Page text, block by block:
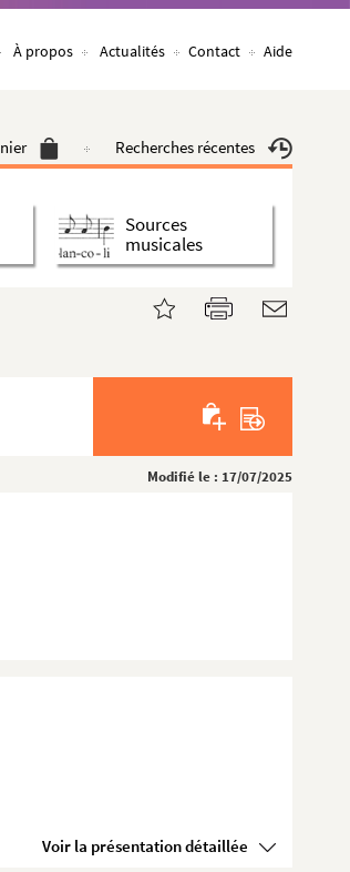
À propos Actualités Contact Aide
Recherches récentes
Sources
musicales
Modifié le : 17/07/2025
Voir la présentation détaillée